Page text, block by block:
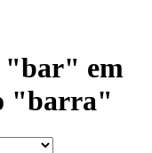
"bar" em
"barra"